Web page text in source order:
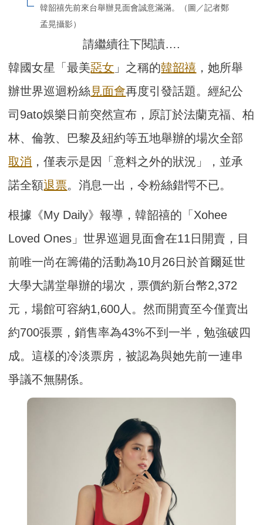
韓韶禧先前來台舉辦見面會誠意滿滿。（圖／記者鄭
孟晃攝影）
請繼續往下閱讀….
韓國女星「最美惡女 」之稱的韓韶禧 ，她所舉
辦世界巡迴粉絲見面會再度引發話題。經紀公
司9ato娛樂日前突然宣布，原訂於法蘭克福、柏
林、倫敦、巴黎及紐約等五地舉辦的場次全部
取消 ，僅表示是因「意料之外的狀況」，並承
諾全額退票。消息一出，令粉絲錯愕不已。
根據《My Daily》報導，韓韶禧的「Xohee
Loved Ones」世界巡迴見面會在11日開賣，目
前唯一尚在籌備的活動為10月26日於首爾延世
大學大講堂舉辦的場次，票價約新台幣2,372
元，場館可容納1,600人。然而開賣至今僅賣出
約700張票，銷售率為43%不到一半，勉強破四
成。這樣的冷淡票房，被認為與她先前一連串
爭議不無關係。